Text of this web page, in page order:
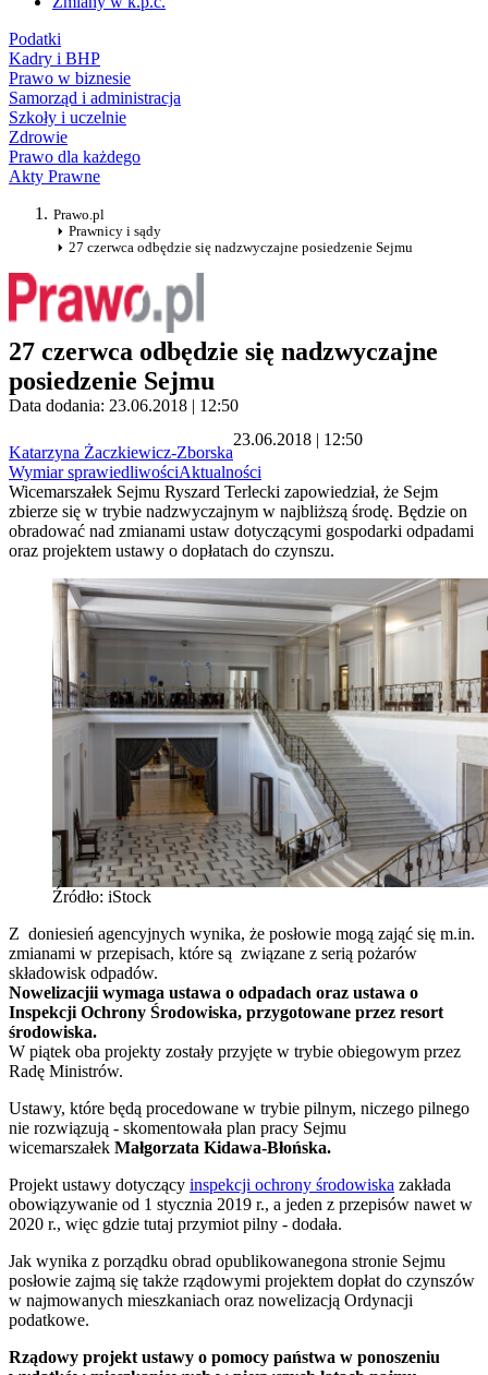
Podatki
Kadry i BHP
Prawo w biznesie
Samorząd i administracja
Szkoły i uczelnie
Zdrowie
Prawo dla każdego
Akty Prawne
Prawo.pl
Prawnicy i sądy
27 czerwca odbędzie się nadzwyczajne posiedzenie Sejmu
27 czerwca odbędzie się nadzwyczajne
posiedzenie Sejmu
Data dodania: 23.06.2018 | 12:50
Katarzyna Żaczkiewicz-Zborska
23.06.2018 | 12:50
Wymiar sprawiedliwościAktualności
Wicemarszałek Sejmu Ryszard Terlecki zapowiedział, że Sejm
zbierze się w trybie nadzwyczajnym w najbliższą środę. Będzie on
obradować nad zmianami ustaw dotyczącymi gospodarki odpadami
oraz projektem ustawy o dopłatach do czynszu.
Źródło: iStock
Z doniesień agencyjnych wynika, że posłowie mogą zająć się m.in.
zmianami w przepisach, które są związane z serią pożarów
składowisk odpadów.
Nowelizacjii wymaga ustawa o odpadach oraz ustawa o
Inspekcji Ochrony Środowiska, przygotowane przez resort
środowiska.
W piątek oba projekty zostały przyjęte w trybie obiegowym przez
Radę Ministrów.
Ustawy, które będą procedowane w trybie pilnym, niczego pilnego
nie rozwiązują - skomentowała plan pracy Sejmu
wicemarszałek Małgorzata Kidawa-Błońska.
Projekt ustawy dotyczący inspekcji ochrony środowiska zakłada
obowiązywanie od 1 stycznia 2019 r., a jeden z przepisów nawet w
2020 r., więc gdzie tutaj przymiot pilny - dodała.
Jak wynika z porządku obrad opublikowanegona stronie Sejmu
posłowie zajmą się także rządowymi projektem dopłat do czynszów
w najmowanych mieszkaniach oraz nowelizacją Ordynacji
podatkowe.
Rządowy projekt ustawy o pomocy państwa w ponoszeniu